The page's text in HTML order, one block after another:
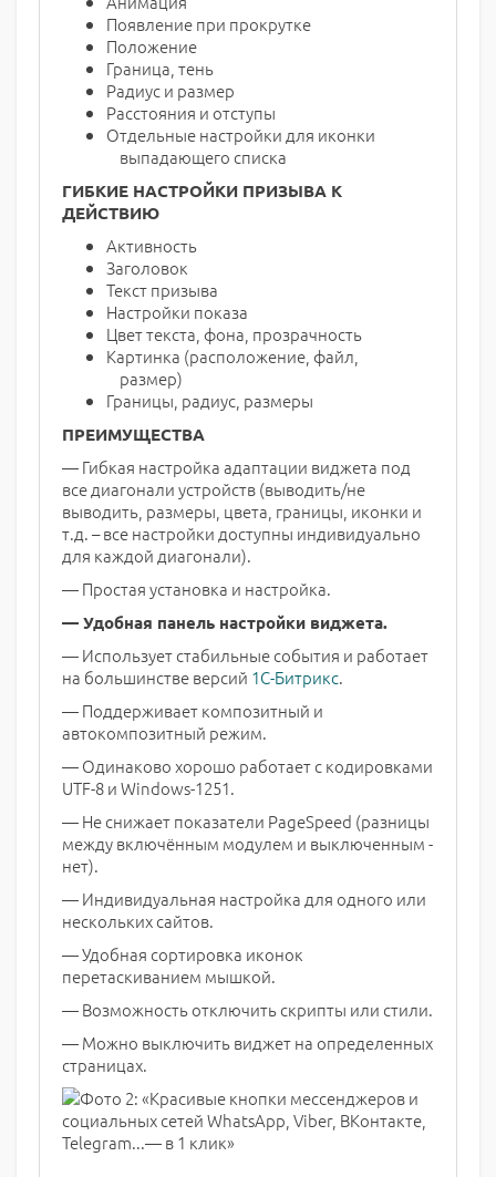
Появление при прокрутке
Положение
Граница, тень
Радиус и размер
Расстояния и отступы
Отдельные настройки для иконки
выпадающего списка
ГИБКИЕ НАСТРОЙКИ ПРИЗЫВА К
ДЕЙСТВИЮ
Активность
Заголовок
Текст призыва
Настройки показа
Цвет текста, фона, прозрачность
Картинка (расположение, файл,
размер)
Границы, радиус, размеры
ПРЕИМУЩЕСТВА
— Гибкая настройка адаптации виджета под
все диагонали устройств (выводить/не
выводить, размеры, цвета, границы, иконки и
т.д. – все настройки доступны индивидуально
для каждой диагонали).
— Простая установка и настройка.
— Удобная панель настройки виджета.
— Использует стабильные события и работает
на большинстве версий 1С-Битрикс.
— Поддерживает композитный и
автокомпозитный режим.
— Одинаково хорошо работает с кодировками
UTF-8 и Windows-1251.
— Не снижает показатели PageSpeed (разницы
между включённым модулем и выключенным -
нет).
— Индивидуальная настройка для одного или
нескольких сайтов.
— Удобная сортировка иконок
перетаскиванием мышкой.
— Возможность отключить скрипты или стили.
— Можно выключить виджет на определенных
страницах.